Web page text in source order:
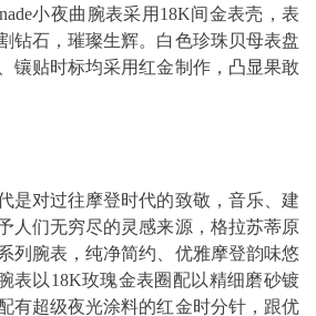
小夜曲腕表采用18K间金表壳，表
钻石，璀璨生辉。白色珍珠贝母表盘
镶贴时标均采用红金制作，凸显果敢
对过往摩登时代的致敬，音乐、建
们无穷尽的灵感来源，格拉苏蒂原
列腕表，纯净简约、优雅摩登韵味悠
表以18K玫瑰金表圈配以精细磨砂镀
有超级夜光涂料的红金时分针，跟优